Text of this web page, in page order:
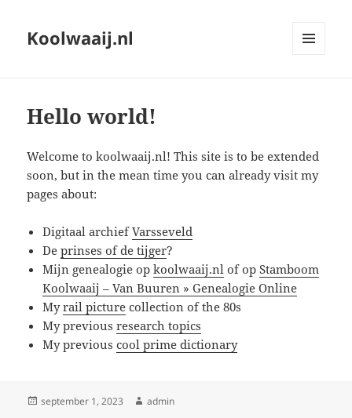
Koolwaaij.nl
Hello world!
Welcome to koolwaaij.nl! This site is to be extended
soon, but in the mean time you can already visit my
pages about:
Digitaal archiefVarsseveld
Deprinses of de tijger?
Mijn genealogie opkoolwaaij.nl of opStamboom
Koolwaaij – Van Buuren » Genealogie Online
Myrail picture collection of the 80s
My previousresearch topics
My previouscool prime dictionary
Geplaatst
september 1, 2023 Auteur
admin